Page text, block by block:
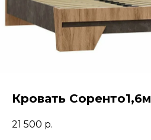
Кровать Соренто1,6м
21 500 р.